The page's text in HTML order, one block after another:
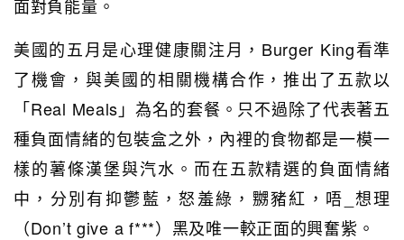
面對負能量。
美國的五月是心理健康關注月，Burger King看準
了機會，與美國的相關機構合作，推出了五款以
「Real Meals」為名的套餐。只不過除了代表著五
種負面情緒的包裝盒之外，內裡的食物都是一模一
樣的薯條漢堡與汽水。而在五款精選的負面情緒
中，分別有抑鬱藍，怒羞綠，嬲豬紅，唔_想理
（Don’t give a f***）黑及唯一較正面的興奮紫。